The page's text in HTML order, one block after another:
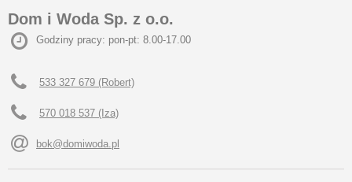
Dom i Woda Sp. z o.o.
Godziny pracy: pon-pt: 8.00-17.00
533 327 679 (Robert)
570 018 537 (Iza)
bok@domiwoda.pl